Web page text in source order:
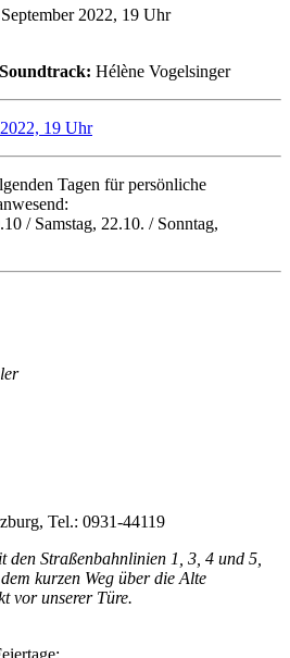
2022, 19 Uhr
Hélène Vogelsinger
19 Uhr
Tagen für persönliche
/ Samstag, 22.10. / Sonntag,
Tel.: 0931-44119
den Straßenbahnlinien 1, 3, 4 und 5,
kurzen Weg über die Alte
vor unserer Türe.